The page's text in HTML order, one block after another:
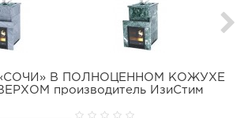
«СОЧИ» В ПОЛНОЦЕННОМ КОЖУХЕ
производитель ИзиСтим